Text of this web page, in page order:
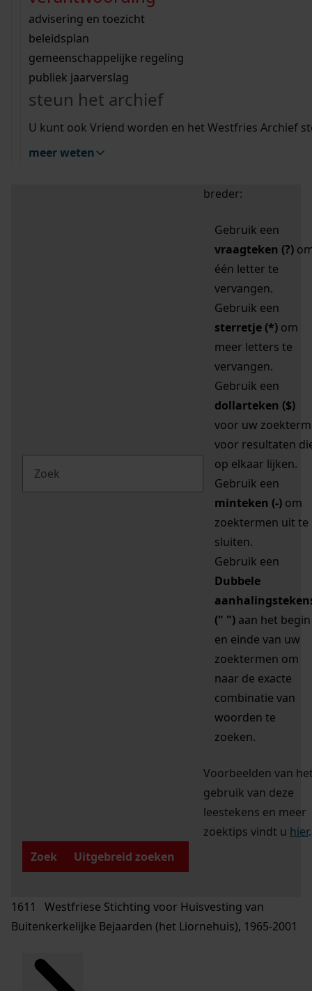
bouwvergunningen
omgevingsvergunningen
vergunningen
beeld en geluid
uitleg nodig?
Wij helpen u op weg met een aantal zoektips.
bekijk alle zoektips
Wij helpen u op weg met een aantal zoektips.
bekijk alle zoektips
bekijk ons geschiedenislokaal
advisering en toezicht
beleidsplan
gemeenschappelijke regeling
publiek jaarverslag
steun het archief
U kunt ook Vriend worden en het Westfries Archief
meer weten
zoektips
Mijn Studiezaal (inloggen)
uw zoekopdracht te
breder:
Gebruik een
vraagteken (?)
één letter te
vervangen.
Gebruik een
sterretje (*) om
meer letters te
vervangen.
Gebruik een
dollarteken ($)
voor uw zoekterm
voor resultaten
op elkaar lijken.
Gebruik een
minteken (-) om
zoektermen uit te
sluiten.
Gebruik een
Dubbele
(" ") aan het begin
en einde van uw
zoektermen om
naar de exacte
combinatie van
woorden te
zoeken.
Voorbeelden van
gebruik van deze
leestekens en meer
zoektips vindt u hier.
Zoek
Uitgebreid zoeken
1611 Westfriese Stichting voor Huisvesting van
Buitenkerkelijke Bejaarden (het Liornehuis), 1965-2001